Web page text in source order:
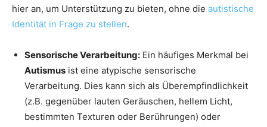
hier an, um Unterstützung zu bieten, ohne die autistische
Identität in Frage zu stellen.
Sensorische Verarbeitung: Ein häufiges Merkmal bei
Autismus ist eine atypische sensorische
Verarbeitung. Dies kann sich als Überempfindlichkeit
(z.B. gegenüber lauten Geräuschen, hellem Licht,
bestimmten Texturen oder Berührungen) oder